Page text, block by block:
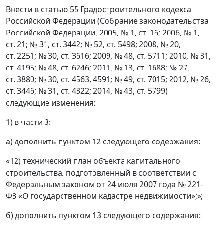
Внести в статью 55 Градостроительного кодекса
Российской Федерации (Собрание законодательства
Российской Федерации, 2005, № 1, ст. 16; 2006, № 1,
ст. 21; № 31, ст. 3442; № 52, ст. 5498; 2008, № 20,
ст. 2251; № 30, ст. 3616; 2009, № 48, ст. 5711; 2010, № 31,
ст. 4195; № 48, ст. 6246; 2011, № 13, ст. 1688; № 27,
ст. 3880; № 30, ст. 4563, 4591; № 49, ст. 7015; 2012, № 26,
ст. 3446; № 31, ст. 4322; 2014, № 43, ст. 5799)
следующие изменения:
1) в части 3:
а) дополнить пунктом 12 следующего содержания:
«12) технический план объекта капитального
строительства, подготовленный в соответствии с
Федеральным законом от 24 июля 2007 года № 221-
ФЗ «О государственном кадастре недвижимости»;»;
б) дополнить пунктом 13 следующего содержания: